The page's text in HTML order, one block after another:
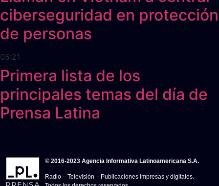
ciberseguridad en protección
de personas
05:21
Primera lista de los
principales temas del día de
Prensa Latina
© 2016-2023 Agencia Informativa Latinoamericana S.A.
Radio – Televisión – Publicaciones impresas y digitales.